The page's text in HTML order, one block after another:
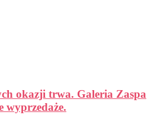
okazji trwa. Galeria Zaspa
wyprzedaże.